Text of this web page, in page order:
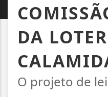
DA
O projeto de